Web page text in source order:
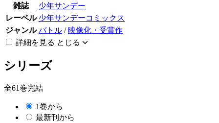
雑誌
少年サンデー
レーベル 少年サンデーコミックス
ジャンル バトル / 映像化・受賞作
詳細を見る とじる
シリーズ
全61巻完結
1巻から
最新刊から